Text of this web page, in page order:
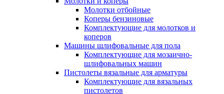
Молотки отбойные
Коперы бензиновые
Комплектующие для молотков и
коперов
Машины шлифовальные для пола
Комплектующие для мозаично-
шлифовальных машин
Пистолеты вязальные для арматуры
Комплектующие для вязальных
пистолетов